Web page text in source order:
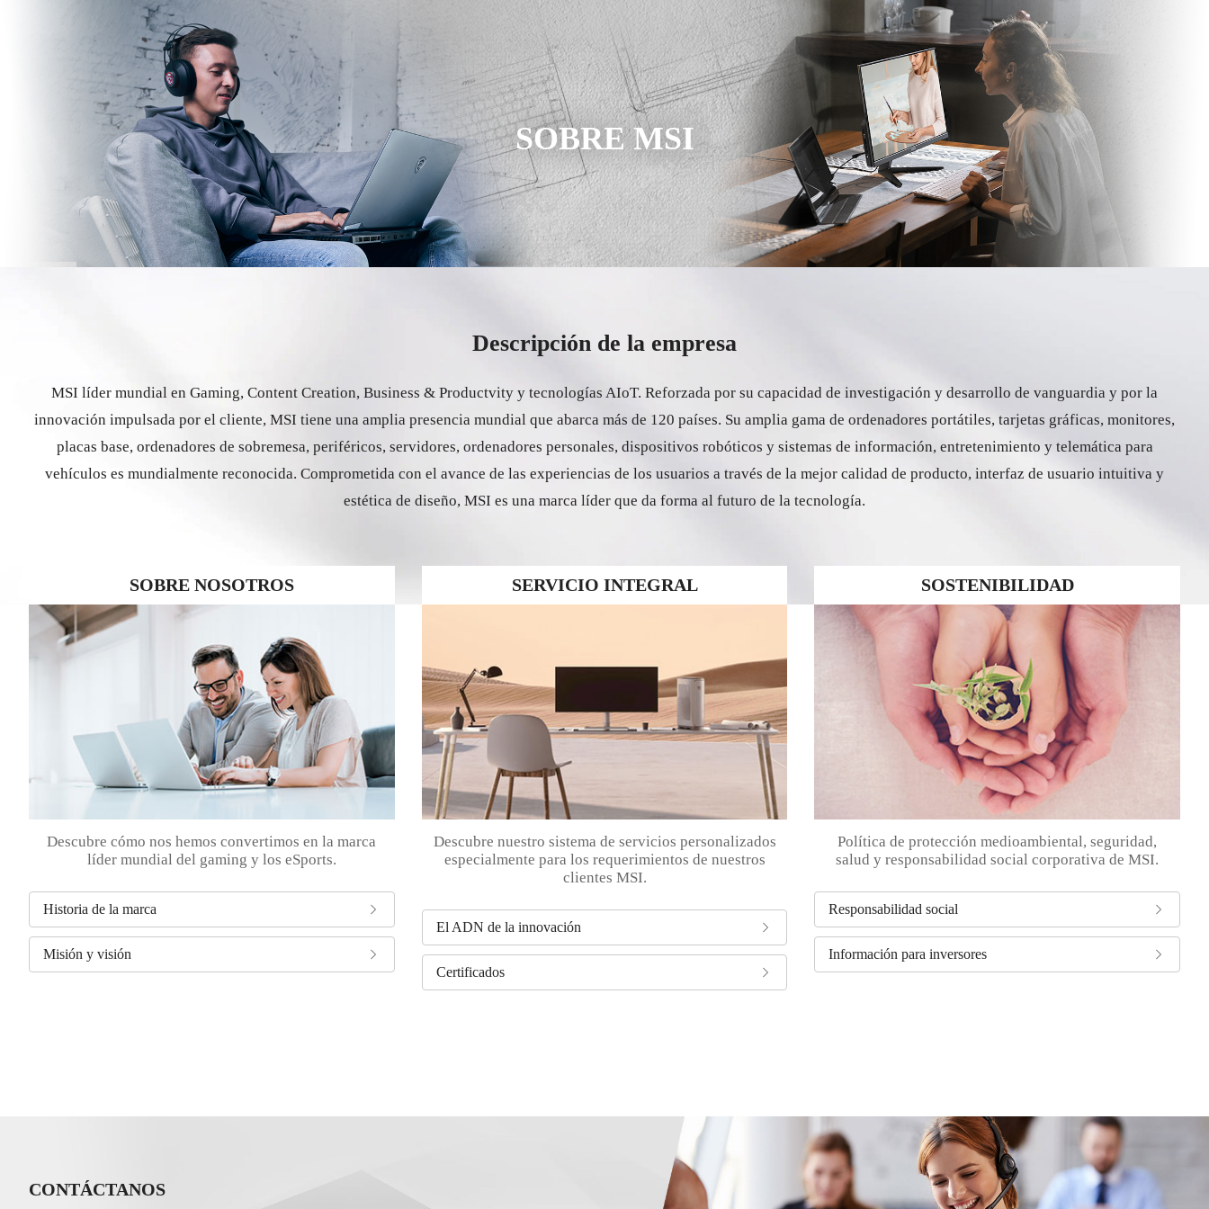
SOBRE MSI
Descripción de la empresa
MSI líder mundial en Gaming, Content Creation, Business & Productvity y tecnologías AIoT. Reforzada por su capacidad de investigación y desarrollo de vanguardia y por la
innovación impulsada por el cliente, MSI tiene una amplia presencia mundial que abarca más de 120 países. Su amplia gama de ordenadores portátiles, tarjetas gráficas, monitores,
placas base, ordenadores de sobremesa, periféricos, servidores, ordenadores personales, dispositivos robóticos y sistemas de información, entretenimiento y telemática para
vehículos es mundialmente reconocida. Comprometida con el avance de las experiencias de los usuarios a través de la mejor calidad de producto, interfaz de usuario intuitiva y
estética de diseño, MSI es una marca líder que da forma al futuro de la tecnología.
SOBRE NOSOTROS
Descubre cómo nos hemos convertimos en la marca
líder mundial del gaming y los eSports.
Historia de la marca
Misión y visión
SERVICIO INTEGRAL
Descubre nuestro sistema de servicios personalizados
especialmente para los requerimientos de nuestros
clientes MSI.
El ADN de la innovación
Certificados
SOSTENIBILIDAD
Política de protección medioambiental, seguridad,
salud y responsabilidad social corporativa de MSI.
Responsabilidad social
Información para inversores
CONTÁCTANOS